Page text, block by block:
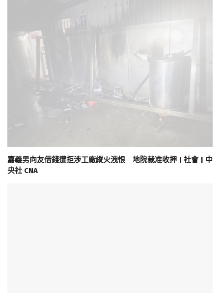
嘉義男向友借錢遭拒涉工廠縱火洩恨 地院裁准收押 | 社會 | 中
央社 CNA